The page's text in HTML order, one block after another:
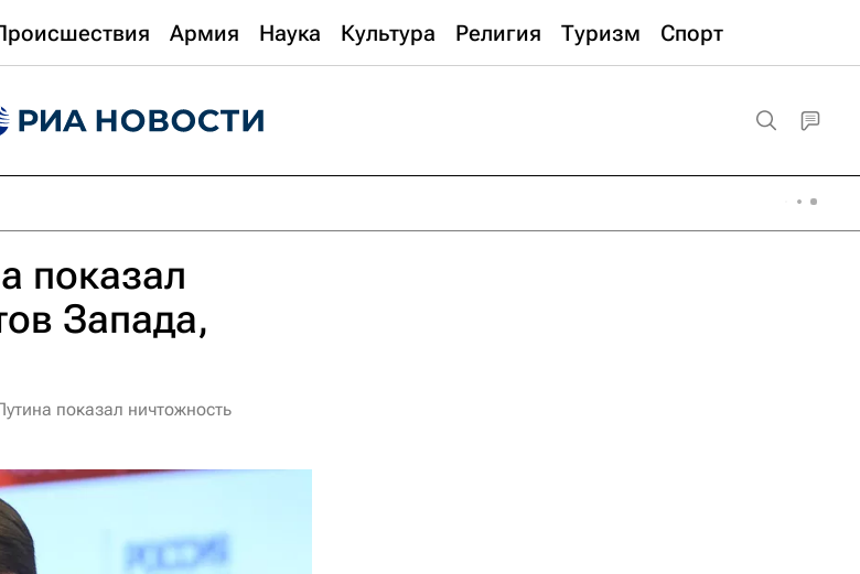
Армия Наука Культура Религия Туризм Спорт
показал
Запада,
показал ничтожность